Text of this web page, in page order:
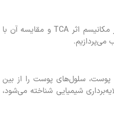
در این میانبند، به بررسی دقیق‌تر مکانیسم اثر TCA و مقایسه آن با
سلول‌های پوست را از بین
شیمیایی شناخته می‌شود،